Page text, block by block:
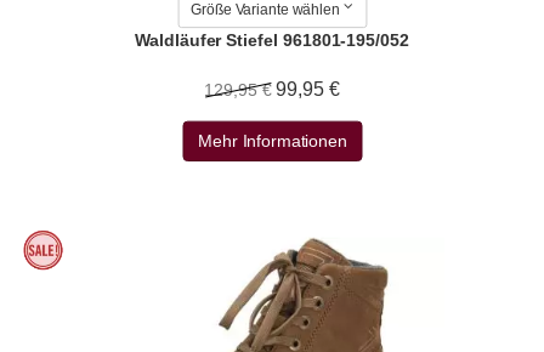
Größe Variante wählen
Waldläufer Stiefel 961801-195/052
129,95 € 99,95 €
Mehr Informationen